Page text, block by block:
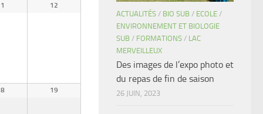
12
19
ACTUALITÉS / BIO SUB / ECOLE /
ENVIRONNEMENT ET BIOLOGIE
SUB / FORMATIONS / LAC
MERVEILLEUX
Des images de l’expo photo et
du repas de fin de saison
26 JUIN, 2023